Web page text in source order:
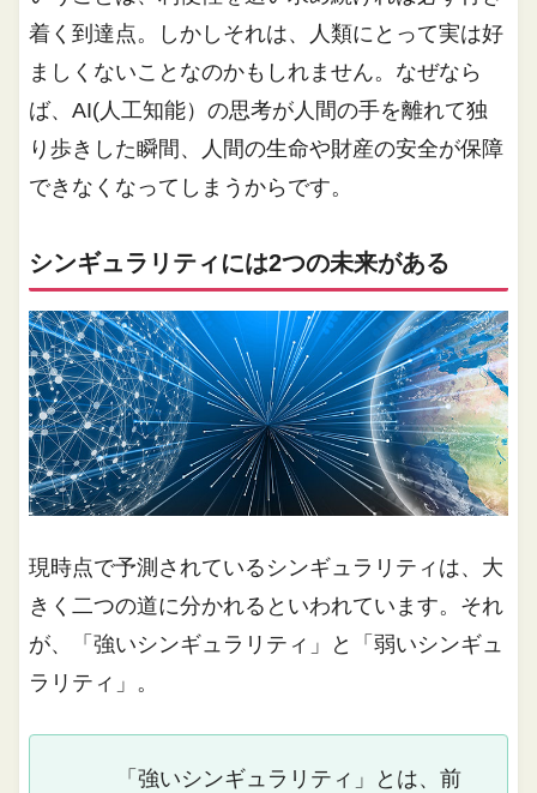
着く到達点。しかしそれは、人類にとって実は好
ましくないことなのかもしれません。なぜなら
ば、AI(人工知能）の思考が人間の手を離れて独
り歩きした瞬間、人間の生命や財産の安全が保障
できなくなってしまうからです。
シンギュラリティには2つの未来がある
現時点で予測されているシンギュラリティは、大
きく二つの道に分かれるといわれています。それ
が、「強いシンギュラリティ」と「弱いシンギュ
ラリティ」。
「強いシンギュラリティ」とは、前